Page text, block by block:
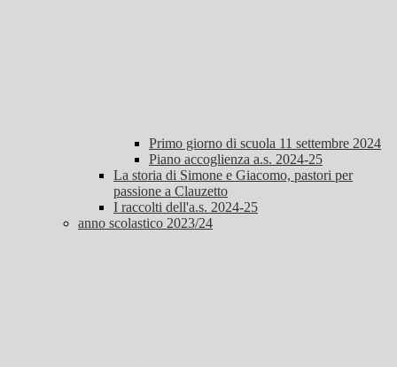
Primo giorno di scuola 11 settembre 2024
Piano accoglienza a.s. 2024-25
La storia di Simone e Giacomo, pastori per
passione a Clauzetto
I raccolti dell'a.s. 2024-25
anno scolastico 2023/24